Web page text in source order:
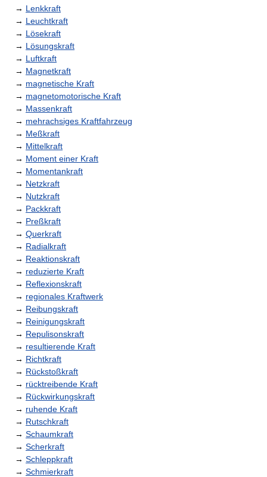
→ Lenkkraft
→ Leuchtkraft
→ Lösekraft
→ Lösungskraft
→ Luftkraft
→ Magnetkraft
→ magnetische Kraft
→ magnetomotorische Kraft
→ Massenkraft
→ mehrachsiges Kraftfahrzeug
→ Meßkraft
→ Mittelkraft
→ Moment einer Kraft
→ Momentankraft
→ Netzkraft
→ Nutzkraft
→ Packkraft
→ Preßkraft
→ Querkraft
→ Radialkraft
→ Reaktionskraft
→ reduzierte Kraft
→ Reflexionskraft
→ regionales Kraftwerk
→ Reibungskraft
→ Reinigungskraft
→ Repulisonskraft
→ resultierende Kraft
→ Richtkraft
→ Rückstoßkraft
→ rücktreibende Kraft
→ Rückwirkungskraft
→ ruhende Kraft
→ Rutschkraft
→ Schaumkraft
→ Scherkraft
→ Schleppkraft
→ Schmierkraft